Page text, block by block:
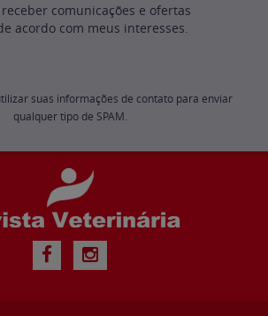
comunicações e ofertas
acordo com meus interesses.
suas informações de contato para enviar
qualquer tipo de SPAM.